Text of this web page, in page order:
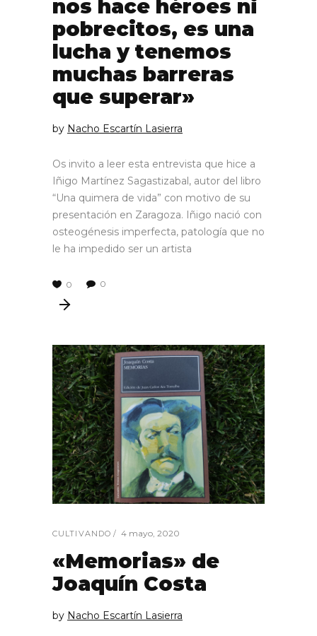
nos hace héroes ni
pobrecitos, es una
lucha y tenemos
muchas barreras
que superar»
by Nacho Escartín Lasierra
Os invito a leer esta entrevista que hice a
Iñigo Martínez Sagastizabal, autor del libro
“Una quimera de vida” con motivo de su
presentación en Zaragoza. Iñigo nació con
osteogénesis imperfecta, patología que no
le ha impedido ser un artista
0 0
CULTIVANDO 4 mayo, 2020
«Memorias» de
Joaquín Costa
by Nacho Escartín Lasierra